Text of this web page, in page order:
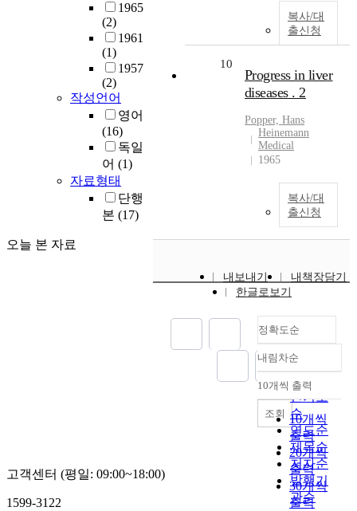
1965
(2)
1961
(1)
1957
(2)
작성언어
영어
(16)
독일
어 (1)
자료형태
단행
본 (17)
오늘 본 자료
복사/대
출신청
10
Progress in liver
diseases . 2
Popper, Hans
Heinemann
Medical
1965
복사/대
출신청
내보내기
내책장담기
한글로보기
정확도순
정확도
순
인기도
순
연도순
제목순
저자순
발행기
관순
내림차순
내림차순
10개씩 출력
10개씩
출력
20개씩
출력
30개씩
출력
조회
고객센터 (평일: 09:00~18:00)
1599-3122